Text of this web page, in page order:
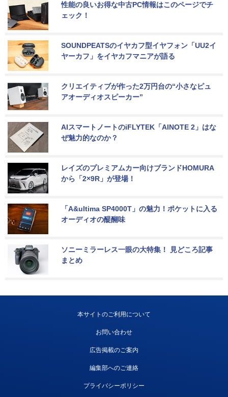
性能の良いお得な中古PC情報はこのページでチ
ェック！
SOUNDPEATSのイヤカフ型イヤフォン「UU2イ
ヤーカフ」をイヤカフマニアが語る
クリエイティブが作った2万円台の“小さなピュ
アオーディオスピーカー”
AIスマートノートのiFLYTEK「AINOTE 2」はな
ぜ魅力的なのか？
レイズのプレミアムカー向けブランドHOMURA
から「2×9R」が登場！
「A&ultima SP4000T」の魅力！ポケットに入る
オーディオの醍醐味
ソニーミラーレス一眼の大特集！ 見どころ記事
まとめ
本サイトのご利用について
お問い合わせ
広告掲載のご案内
編集部へのご連絡
プライバシーポリシー